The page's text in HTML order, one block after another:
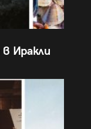
Иракли